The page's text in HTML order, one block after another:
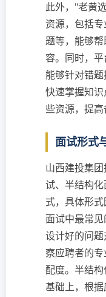
此外，"老黄
资源，包括
题等，能够
容。同时，平
能够针对错
快速掌握知
些资源，提高
面试形式
山西建投集
试、半结构
式，具体形
面试中最常
设计好的问
察应聘者的
配度。半结
基础上，根